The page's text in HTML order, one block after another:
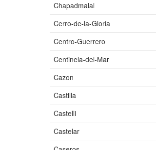
Chapadmalal
Cerro-de-la-Gloria
Centro-Guerrero
Centinela-del-Mar
Cazon
Castilla
Castelli
Castelar